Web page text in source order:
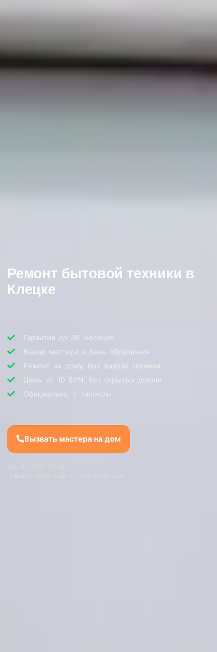
Ремонт бытовой техники в
Клецке
Гарантия до 36 месяцев.
Выезд мастера в день обращения
Ремонт на дому, без вывоза техники
Цены от 10 BYN, без скрытых доплат
Официально, с талоном
Вызвать мастера на дом